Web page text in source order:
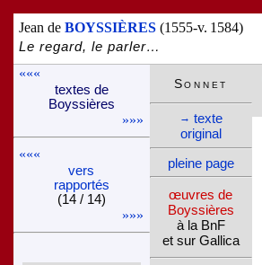
Jean deBOYSSIÈRES (1555-v. 1584)
Le regard, le parler…
«««
textes de
Boys­sières
»»»
«««
vers
rappor­tés
(14 / 14)
»»»
Son­net
→ texte
ori­ginal
pleine page
œuvres de
Boys­sières
à la BnF
et sur Gallica